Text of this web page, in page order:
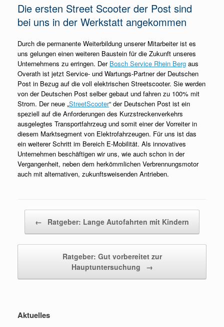
Die ersten Street Scooter der Post sind
bei uns in der Werkstatt angekommen
Durch die permanente Weiterbildung unserer Mitarbeiter ist es
uns gelungen einen weiteren Baustein für die Zukunft unseres
Unternehmens zu erringen. Der Bosch Service Rhein Berg aus
Overath ist jetzt Service- und Wartungs-Partner der Deutschen
Post in Bezug auf die voll elektrischen Streetscooter. Sie werden
von der Deutschen Post selber gebaut und fahren zu 100% mit
Strom. Der neue „StreetScooter“ der Deutschen Post ist ein
speziell auf die Anforderungen des Kurzstreckenverkehrs
ausgelegtes Transportfahrzeug und somit einer der Vorreiter in
diesem Marktsegment von Elektrofahrzeugen. Für uns ist das
ein weiterer Schritt im Bereich E-Mobilität. Als innovatives
Unternehmen beschäftigen wir uns, wie auch schon in der
Vergangenheit, neben dem herkömmlichen Verbrennungsmotor
auch mit alternativen, zukunftsweisenden Antrieben.
← Ratgeber: Lange Autofahrten mit Kindern
Ratgeber: Gut vorbereitet zur
Hauptuntersuchung
→
Aktuelles